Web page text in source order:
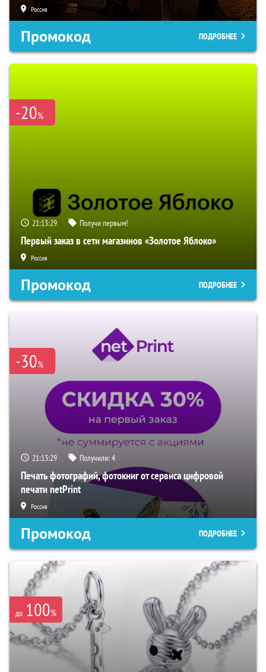
Россия
Промокод ПОДРОБНЕЕ
-20%
21:13:28 Получи первым!
Первый заказ в сети магазинов «Золотое Яблоко»
Россия
Промокод ПОДРОБНЕЕ
-30%
21:13:28 Получили:4
Печать фотографий, фотокниг от сервиса цифровой
печати netPrint
Россия
Промокод ПОДРОБНЕЕ
до 100%